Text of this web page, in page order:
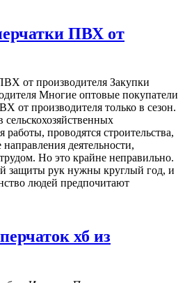
ПВХ от
от производителя Закупки
Многие оптовые покупатели
от производителя только в сезон.
сельскохозяйственных
проводятся строительства,
деятельности,
Но это крайне неправильно.
защиты рук нужны круглый год, и
людей предпочитают
хб из